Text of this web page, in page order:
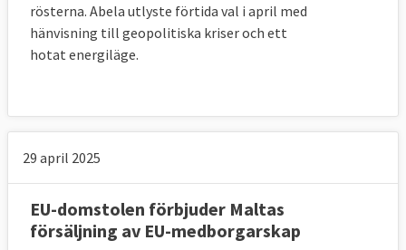
rösterna. Abela utlyste förtida val i april med
hänvisning till geopolitiska kriser och ett
hotat energiläge.
29 april 2025
EU-domstolen förbjuder Maltas
försäljning av EU-medborgarskap